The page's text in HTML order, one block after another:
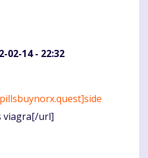
02-14 - 22:32
viagra[/url]